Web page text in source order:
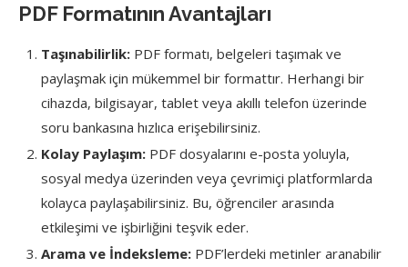
PDF Formatının Avantajları
Taşınabilirlik: PDF formatı, belgeleri taşımak ve
paylaşmak için mükemmel bir formattır. Herhangi bir
cihazda, bilgisayar, tablet veya akıllı telefon üzerinde
soru bankasına hızlıca erişebilirsiniz.
Kolay Paylaşım: PDF dosyalarını e-posta yoluyla,
sosyal medya üzerinden veya çevrimiçi platformlarda
kolayca paylaşabilirsiniz. Bu, öğrenciler arasında
etkileşimi ve işbirliğini teşvik eder.
Arama ve İndeksleme: PDF’lerdeki metinler aranabilir